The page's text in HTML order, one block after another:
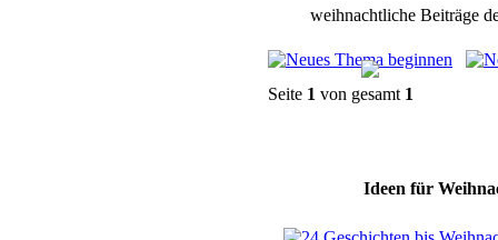
weihnachtliche Beiträge
Seite 1 von gesamt 1
Ideen für